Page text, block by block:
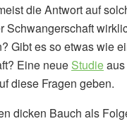
die Antwort auf
Schwangerschaft
Gibt es so etwas wie
Eine neue Studie
diese Fragen geben.
dicken Bauch als